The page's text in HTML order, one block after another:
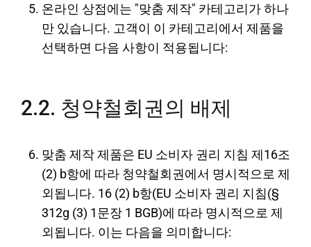
온라인 상점에는 "맞춤 제작" 카테고리가 하나
만 있습니다. 고객이 이 카테고리에서 제품을
선택하면 다음 사항이 적용됩니다:
2.2. 청약철회권의 배제
맞춤 제작 제품은 EU 소비자 권리 지침 제16조
(2) b항에 따라 청약철회권에서 명시적으로 제
외됩니다. 16 (2) b항(EU 소비자 권리 지침(§
312g (3) 1문장 1 BGB)에 따라 명시적으로 제
외됩니다. 이는 다음을 의미합니다: